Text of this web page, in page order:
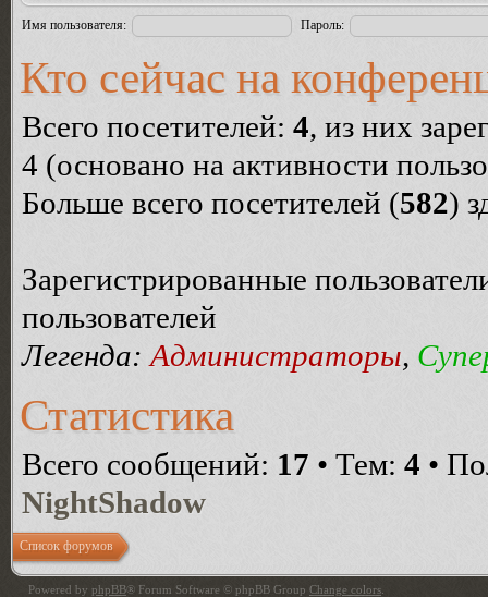
Имя пользователя: Пароль:
Кто сейчас на
Всего посетителей: 4, из них
4 (основано на активности
Больше всего посетителей (582)
Зарегистрированные
пользователей
Легенда: Администраторы,
Статистика
Всего сообщений: 17 • Тем: 4 •
NightShadow
Список форумов
Powered by phpBB® Forum Software © phpBB Group Change colors